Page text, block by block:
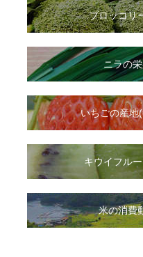
ブロッコリ
ニラの
いちごの産地
キウイフル
米の消費